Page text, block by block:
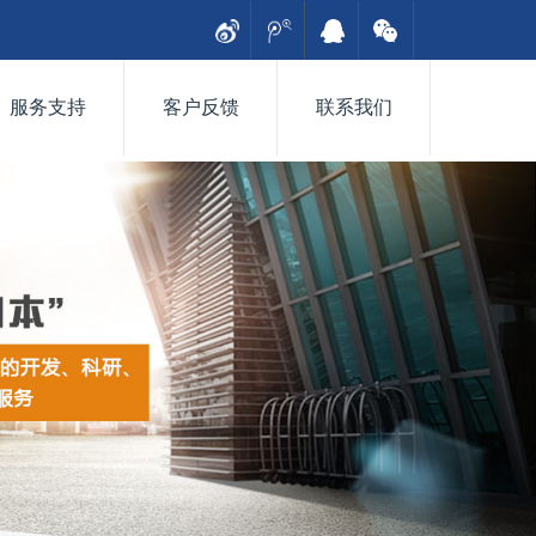
服务支持 客户反馈 联系我们